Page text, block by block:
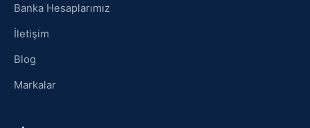
Banka Hesaplarımız
İletişim
Blog
Markalar